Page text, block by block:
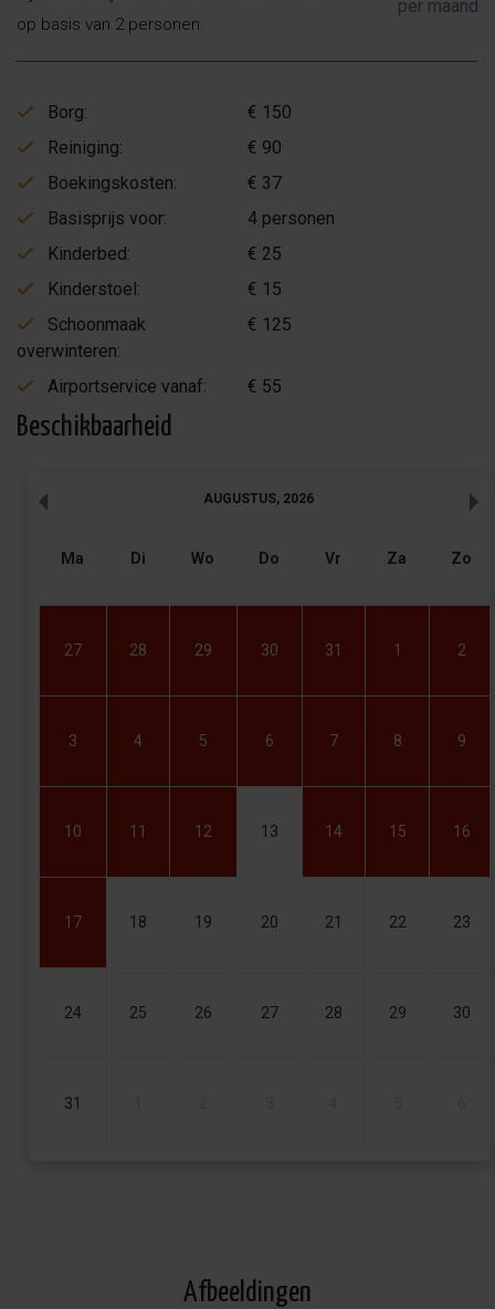
op basis van 2 personen.
per maand
Borg:
€ 150
Reiniging:
€ 90
Boekingskosten:
€ 37
Basisprijs voor:
4 personen
Kinderbed:
€ 25
Kinderstoel:
€ 15
Schoonmaak
overwinteren:
€ 125
Airportservice vanaf: € 55
Beschikbaarheid
AUGUSTUS, 2026
Ma Di Wo Do Vr Za Zo
27 28 29 30 31 1 2
3 4 5 6 7 8 9
10 11 12 13 14 15 16
17 18 19 20 21 22 23
24 25 26 27 28 29 30
31
Afbeeldingen